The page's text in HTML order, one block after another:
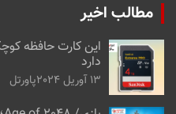
مطالب اخیر
دارد
13 آوریل 2024 پاورتل